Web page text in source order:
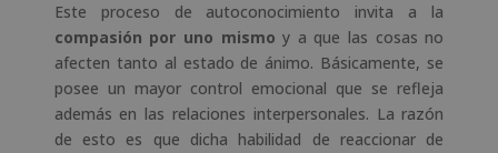
Este proceso de autoconocimiento invita a la
compasión por uno mismo y a que las cosas no
afecten tanto al estado de ánimo. Básicamente, se
posee un mayor control emocional que se refleja
además en las relaciones interpersonales. La razón
de esto es que dicha habilidad de reaccionar de